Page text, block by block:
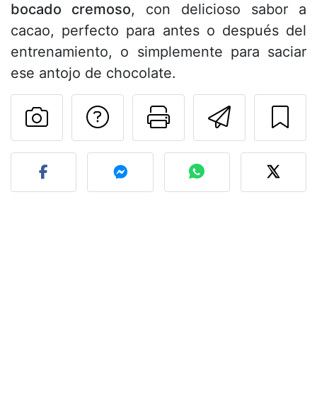
bocado cremoso, con delicioso sabor a
cacao, perfecto para antes o después del
entrenamiento, o simplemente para saciar
ese antojo de chocolate.
Imprimir
Preguntar al autor
Publicar la foto de esta